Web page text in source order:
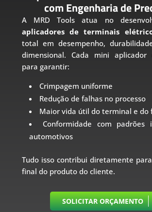
com Engenharia de
A MRD Tools atua no
aplicadores de terminais
total em desempenho,
dimensional. Cada mini
para garantir:
Crimpagem uniforme
Redução de falhas no processo
Maior vida útil do terminal e do
Conformidade com padrões
automotivos
Tudo isso contribui diretamente
final do produto do cliente.
SOLICITAR ORÇAMENTO